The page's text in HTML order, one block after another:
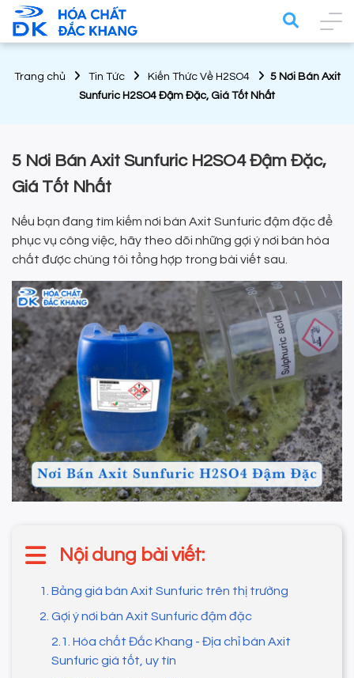
Trang chủ Tin Tức Kiến Thức Về H2SO4
5 Nơi Bán Axit
Sunfuric H2SO4 Đậm Đặc, Giá Tốt Nhất
5 Nơi Bán Axit Sunfuric H2SO4 Đậm Đặc,
Giá Tốt Nhất
Nếu bạn đang tìm kiếm nơi bán Axit Sunfuric đậm đặc để
phục vụ công việc, hãy theo dõi những gợi ý nơi bán hóa
chất được chúng tôi tổng hợp trong bài viết sau.
Nội dung bài viết:
1. Bảng giá bán Axit Sunfuric trên thị trường
2. Gợi ý nơi bán Axit Sunfuric đậm đặc
2.1. Hóa chất Đắc Khang - Địa chỉ bán Axit
Sunfuric giá tốt, uy tín